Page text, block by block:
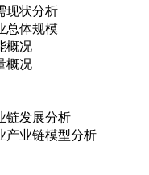
现状分析
体规模
概况
概况
链发展分析
业链模型分析